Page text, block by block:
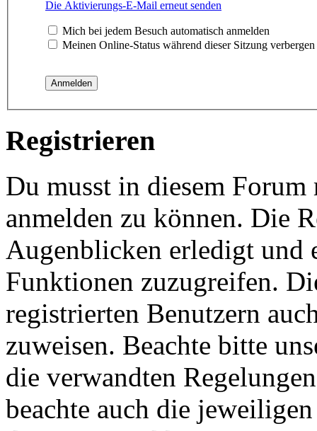
Die Aktivierungs-E-Mail erneut senden
Mich bei jedem Besuch automatisch anmelden
Meinen Online-Status während dieser Sitzung verbergen
Registrieren
Du musst in diesem
anmelden zu können. Die
Augenblicken erledigt und
Funktionen zuzugreifen.
registrierten Benutzern
zuweisen. Beachte bitte
die verwandten
beachte auch die